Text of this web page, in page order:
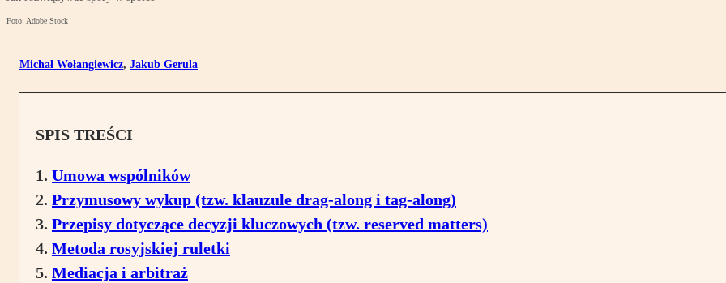
Foto: Adobe Stock
Michał Wołangiewicz, Jakub Gerula
SPIS TREŚCI
Umowa wspólników
Przymusowy wykup (tzw. klauzule drag-along i tag-along)
Przepisy dotyczące decyzji kluczowych (tzw. reserved matters)
Metoda rosyjskiej ruletki
Mediacja i arbitraż